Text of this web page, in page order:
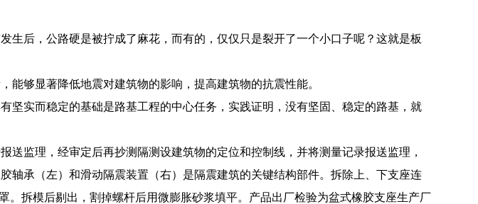
生后，公路硬是被拧成了麻花，而有的，仅仅只是裂开了一个小口子呢？这就是板
能够显著降低地震对建筑物的影响，提高建筑物的抗震性能。
坚实而稳定的基础是路基工程的中心任务，实践证明，没有坚固、稳定的路基，就
送监理，经审定后再抄测隔测设建筑物的定位和控制线，并将测量记录报送监理，
轴承（左）和滑动隔震装置（右）是隔震建筑的关键结构部件。拆除上、下支座连
。拆模后剔出，割掉螺杆后用微膨胀砂浆填平。产品出厂检验为盆式橡胶支座生产厂